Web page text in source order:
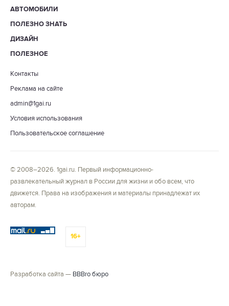
АВТОМОБИЛИ
ПОЛЕЗНО ЗНАТЬ
ДИЗАЙН
ПОЛЕЗНОЕ
Контакты
Реклама на сайте
admin@1gai.ru
Условия использования
Пользовательское соглашение
© 2008–2026. 1gai.ru. Первый информационно-
развлекательный журнал в России для жизни и обо всем, что
движется. Права на изображения и материалы принадлежат их
авторам.
16+
Разработка сайта — BBBro бюро